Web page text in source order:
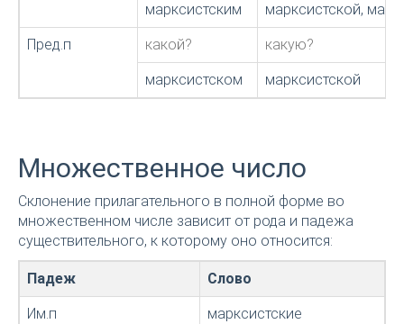
марксистским марксистской,
Пред.п какой? какую?
марксистском марксистской
Множественное число
Склонение прилагательного в полной форме во
множественном числе зависит от рода и падежа
существительного, к которому оно относится:
Падеж Слово
Им.п марксистские